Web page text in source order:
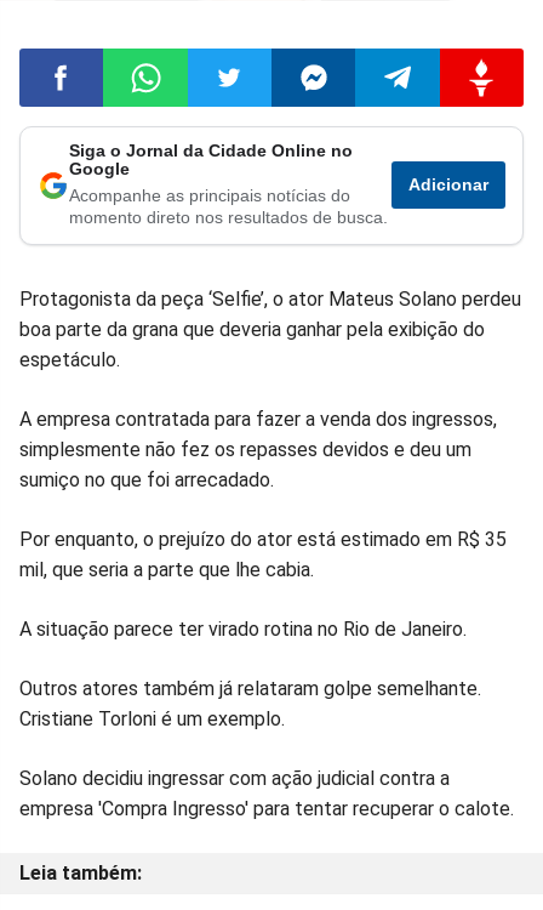
Compartilhar
no
Compartilhar
no
Compartilhar
no
Compartilhar
no
Compartilhar
no
no
Siga o Jornal da Cidade Online no
Google
Acompanhe as principais notícias do
momento direto nos resultados de busca.
Adicionar
Protagonista da peça ‘Selfie’, o ator Mateus Solano perdeu
boa parte da grana que deveria ganhar pela exibição do
espetáculo.
A empresa contratada para fazer a venda dos ingressos,
simplesmente não fez os repasses devidos e deu um
sumiço no que foi arrecadado.
Por enquanto, o prejuízo do ator está estimado em R$ 35
mil, que seria a parte que lhe cabia.
A situação parece ter virado rotina no Rio de Janeiro.
Outros atores também já relataram golpe semelhante.
Cristiane Torloni é um exemplo.
Solano decidiu ingressar com ação judicial contra a
empresa 'Compra Ingresso' para tentar recuperar o calote.